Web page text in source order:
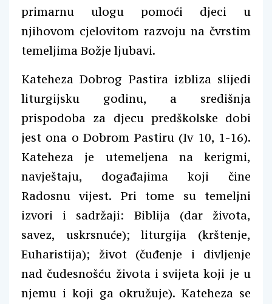
primarnu ulogu pomoći djeci u
njihovom cjelovitom razvoju na čvrstim
temeljima Božje ljubavi.
Kateheza Dobrog Pastira izbliza slijedi
liturgijsku godinu, a središnja
prispodoba za djecu predškolske dobi
jest ona o Dobrom Pastiru (Iv 10, 1-16).
Kateheza je utemeljena na kerigmi,
navještaju, događajima koji čine
Radosnu vijest. Pri tome su temeljni
izvori i sadržaji: Biblija (dar života,
savez, uskrsnuće); liturgija (krštenje,
Euharistija); život (čuđenje i divljenje
nad čudesnošću života i svijeta koji je u
njemu i koji ga okružuje). Kateheza se